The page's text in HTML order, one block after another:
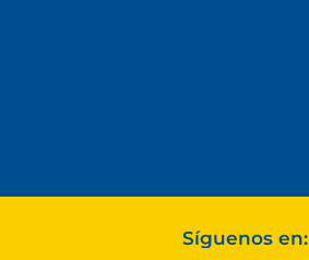
Síguenos en: